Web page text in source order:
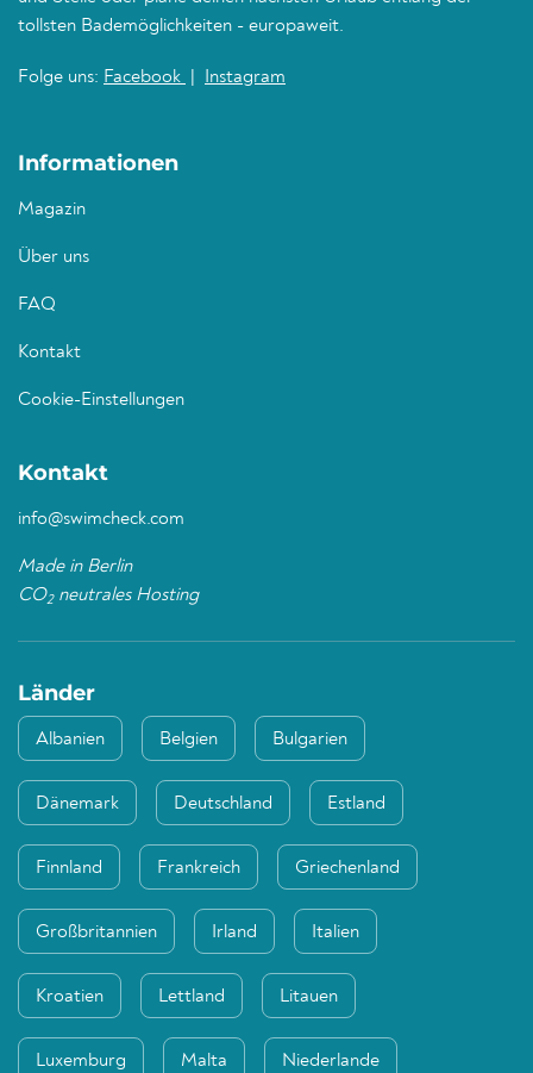
tollsten Bademöglichkeiten - europaweit.
Folge uns: Facebook Instagram
Informationen
Magazin
Über uns
FAQ
Kontakt
Cookie-Einstellungen
Kontakt
info@swimcheck.com
Made in Berlin
CO2neutrales Hosting
Länder
Albanien Belgien Bulgarien
Dänemark Deutschland Estland
Finnland Frankreich Griechenland
Großbritannien Irland Italien
Kroatien Lettland Litauen
Luxemburg Malta Niederlande